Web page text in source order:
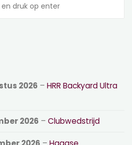
2026 –HRR Backyard Ultra
2026 –Clubwedstrijd